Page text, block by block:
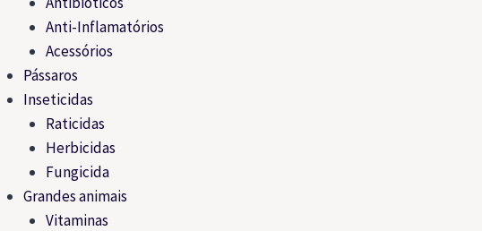
Anti-Inflamatórios
Acessórios
Pássaros
Inseticidas
Raticidas
Herbicidas
Fungicida
Grandes animais
Vitaminas